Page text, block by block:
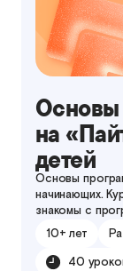
Основы
на
детей
Основы
начинающих.
знакомы с
хотят начать
10+ лет
40